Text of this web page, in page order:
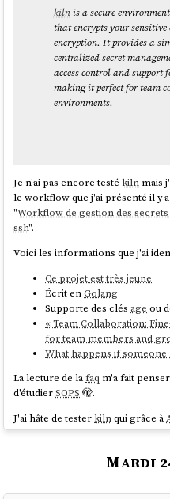
                  Version: 42.20250901.3.0
(2025-09-14T22:45:05Z)
                     Diff: 40 added
          LayeredPackages: neovim
                  Version: 42.20250901.3.0
(2025-09-14T22:45:05Z)
La pastille●m'indique la version
utilisée par l'instance.
Lors du démarrage du serveur,
premier déploiement de la liste.
kilnis a secure
that encrypts your
encryption. It provides a
centralized secret
access control and support
making it perfect for team
environments.
Je n'ai pas encore testé kiln mais
le workflow que j'ai présenté il y
"Workflow de gestion des
ssh".
Voici les informations que j'ai
Ce projet est très jeune
Écrit enGolang
Supporte des clésage ou
« Team Collaboration:
for team members and
What happens if someone
La lecture de lafaq m'a fait
d'étudierSOPS 🫣.
J'ai hâte de tester kilnqui grâce à
workflow basé surpass, que j'ai
Mardi